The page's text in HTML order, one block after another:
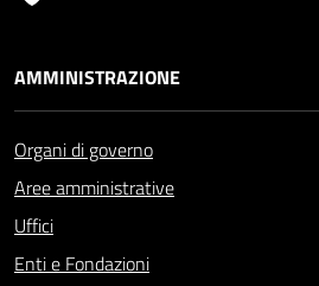
AMMINISTRAZIONE
Organi di governo
Aree amministrative
Uffici
Enti e Fondazioni